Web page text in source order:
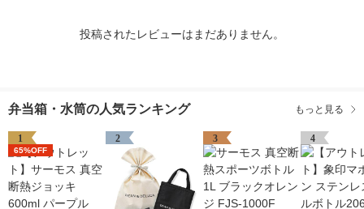
投稿されたレビューはまだありません。
弁当箱・水筒の人気ランキング もっと見る
1
65%OFF
2 3 4